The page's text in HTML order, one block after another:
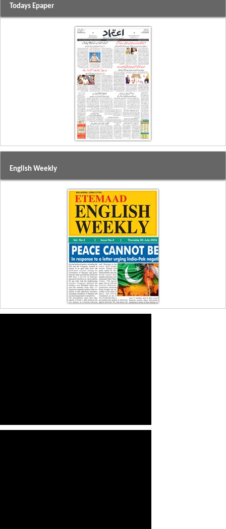
Todays Epaper
English Weekly